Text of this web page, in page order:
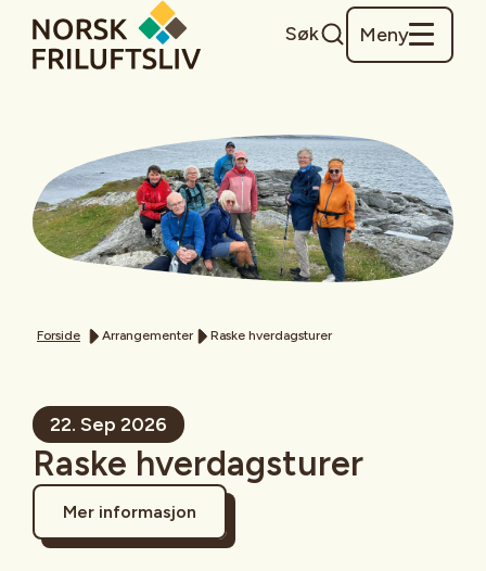
Søk Meny
Forside Arrangementer Raske hverdagsturer
22. Sep 2026
Raske hverdagsturer
Mer informasjon